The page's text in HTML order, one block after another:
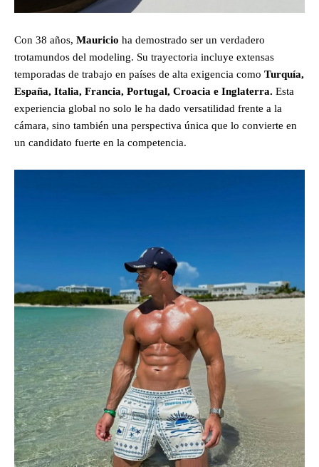
Con 38 años, Mauricio ha demostrado ser un verdadero
trotamundos del modeling. Su trayectoria incluye extensas
temporadas de trabajo en países de alta exigencia como Turquía,
España, Italia, Francia, Portugal, Croacia e Inglaterra. Esta
experiencia global no solo le ha dado versatilidad frente a la
cámara, sino también una perspectiva única que lo convierte en
un candidato fuerte en la competencia.